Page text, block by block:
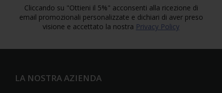
Cliccando su "Ottieni il 5%" acconsenti alla ricezione di
email promozionali personalizzate e dichiari di aver preso
visione e accettato la nostra Privacy Policy
LA NOSTRA AZIENDA